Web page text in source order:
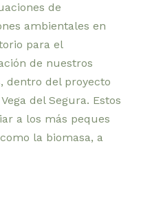
de
ambientales en
para el
de nuestros
dentro del proyecto
del Segura. Estos
a los más peques
la biomasa, a